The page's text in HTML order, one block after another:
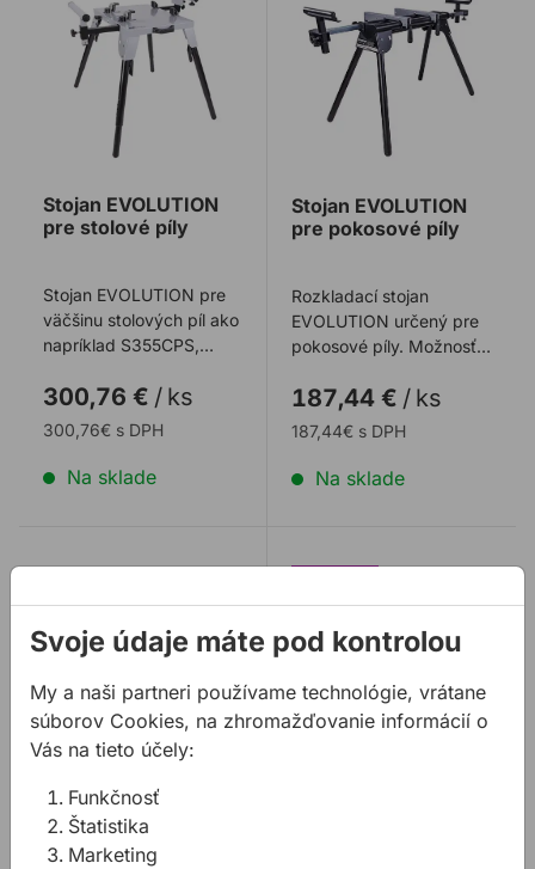
Stojan EVOLUTION
pre stolové píly
Stojan EVOLUTION pre
väčšinu stolových píl ako
napríklad S355CPS,
RAGE2. Pracuj ...
300,76 € / ks
300,76€ s DPH
Na sklade
Stojan EVOLUTION
pre pokosové píly
Rozkladací stojan
EVOLUTION určený pre
pokosové píly. Možnosť
predlžovacích ramie ...
187,44 € / ks
187,44€ s DPH
Na sklade
Vodiaca lišta EVO ST2800 G2 pre R185CCSX
Vodiaca lišta EVO
ST2800 G2 pre
R185CCSX
Vodiaca lišta EVO ST1400
Svoje údaje máte pod kontrolou
My a naši partneri používame technológie, vrátane
súborov Cookies, na zhromažďovanie informácií o
Vás na tieto účely:
Funkčnosť
Štatistika
Marketing